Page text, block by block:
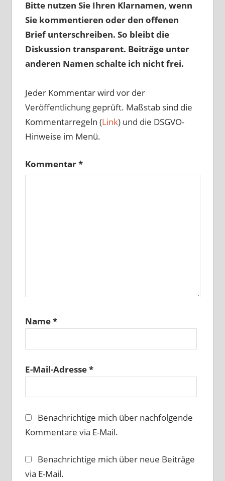
Bitte nutzen Sie Ihren Klarnamen, wenn
Sie kommentieren oder den offenen
Brief unterschreiben. So bleibt die
Diskussion transparent. Beiträge unter
anderen Namen schalte ich nicht frei.
Jeder Kommentar wird vor der
Veröffentlichung geprüft. Maßstab sind die
Kommentarregeln (Link) und die DSGVO-
Hinweise im Menü.
Kommentar*
Name*
E-Mail-Adresse*
Benachrichtige mich über nachfolgende
Kommentare via E-Mail.
Benachrichtige mich über neue Beiträge
via E-Mail.